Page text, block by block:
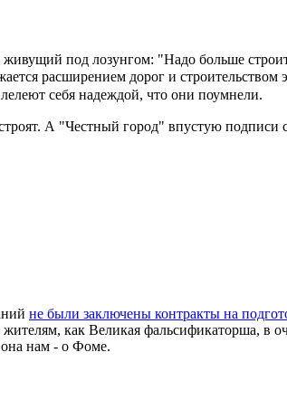
живущий под лозунгом: "Надо больше
расширением дорог и строительством
себя надеждой, что они поумнели.
А "Честный город" впустую подписи
не были заключены контракты на
как Великая фальсификаторша, в
она нам - о Фоме.